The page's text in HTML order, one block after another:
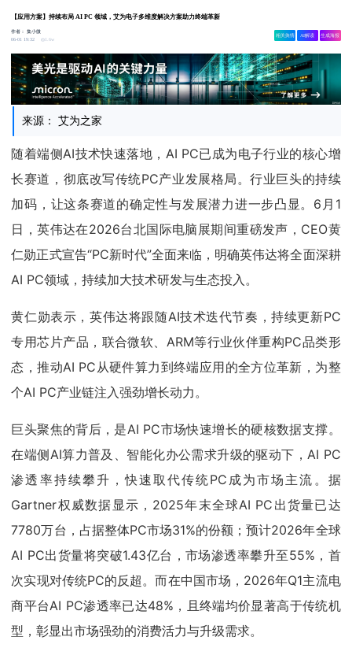
【应用方案】持续布局 AI PC 领域，艾为电子多维度解决方案助力终端革新
作者：集小微
06-01 19:32
1.6w
相关舆情 AI解读 生成海报
来源： 艾为之家
随着端侧AI技术快速落地，AI PC已成为电子行业的核心增
长赛道，彻底改写传统PC产业发展格局。行业巨头的持续
加码，让这条赛道的确定性与发展潜力进一步凸显。6月1
日，英伟达在2026台北国际电脑展期间重磅发声，CEO黄
仁勋正式宣告“PC新时代”全面来临，明确英伟达将全面深耕
AI PC领域，持续加大技术研发与生态投入。
黄仁勋表示，英伟达将跟随AI技术迭代节奏，持续更新PC
专用芯片产品，联合微软、ARM等行业伙伴重构PC品类形
态，推动AI PC从硬件算力到终端应用的全方位革新，为整
个AI PC产业链注入强劲增长动力。
巨头聚焦的背后，是AI PC市场快速增长的硬核数据支撑。
在端侧AI算力普及、智能化办公需求升级的驱动下，AI PC
渗透率持续攀升，快速取代传统PC成为市场主流。据
Gartner权威数据显示，2025年末全球AI PC出货量已达
7780万台，占据整体PC市场31%的份额；预计2026年全球
AI PC出货量将突破1.43亿台，市场渗透率攀升至55%，首
次实现对传统PC的反超。而在中国市场，2026年Q1主流电
商平台AI PC渗透率已达48%，且终端均价显著高于传统机
型，彰显出市场强劲的消费活力与升级需求。